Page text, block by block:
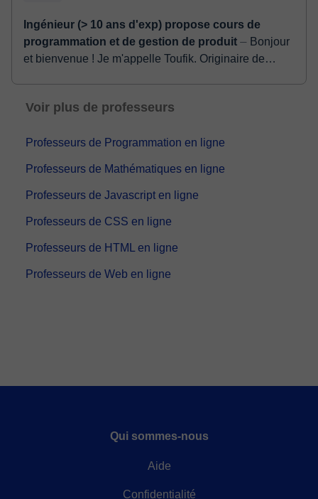
Ingénieur (> 10 ans d'exp) propose cours de
programmation et de gestion de produit ⏤ Bonjour
et bienvenue ! Je m'appelle Toufik. Originaire de
Voir plus de professeurs
Professeurs de Programmation en ligne
Professeurs de Mathématiques en ligne
Professeurs de Javascript en ligne
Professeurs de CSS en ligne
Professeurs de HTML en ligne
Professeurs de Web en ligne
Qui sommes-nous
Aide
Confidentialité